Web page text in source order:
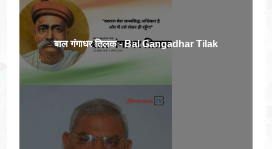
बाल गंगाधर तिलक - Bal Gangadhar Tilak